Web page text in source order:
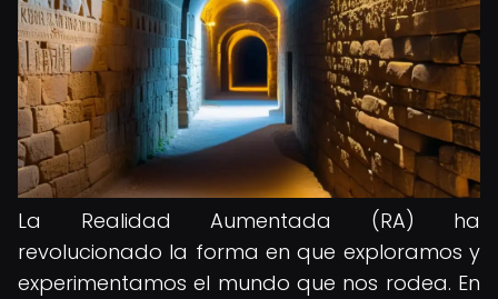
La Realidad Aumentada (RA) ha
revolucionado la forma en que exploramos y
experimentamos el mundo que nos rodea. En